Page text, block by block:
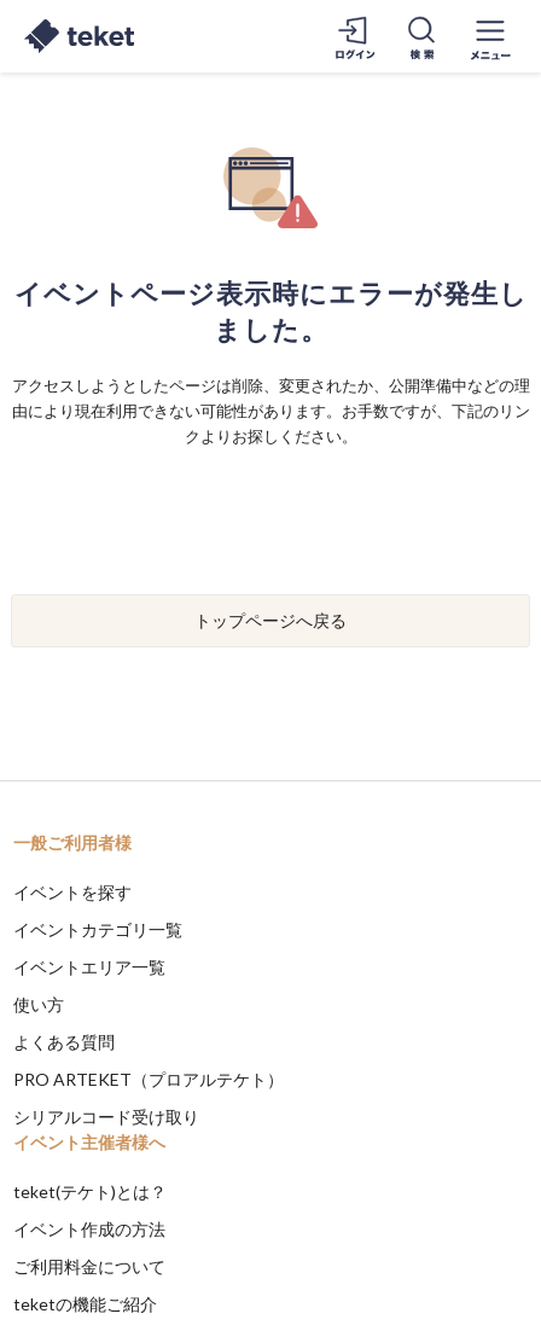
イベントページ表示時にエラーが発生し
ました。
アクセスしようとしたページは削除、変更されたか、公開準備中などの理
由により現在利用できない可能性があります。お手数ですが、下記のリン
クよりお探しください。
トップページへ戻る
一般ご利用者様
イベントを探す
イベントカテゴリ一覧
イベントエリア一覧
使い方
よくある質問
PRO ARTEKET（プロアルテケト）
シリアルコード受け取り
イベント主催者様へ
teket(テケト)とは？
イベント作成の方法
ご利用料金について
teketの機能ご紹介